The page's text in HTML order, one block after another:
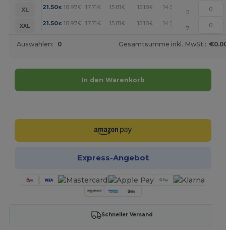
XL
21.50€ 18.97€ 17.71 € 15.81€ 15.18€ 14.55
5
XXL
21.50€ 18.97€ 17.71 € 15.81€ 15.18€ 14.55
7
Auswahlen: 0 Gesamtsumme inkl. MwSt.:
In den Warenkorb
Express-Angebot
Schneller Versand